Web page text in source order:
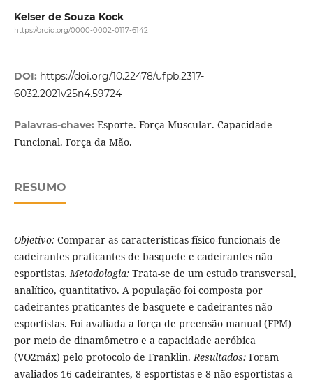
Kelser de Souza Kock
https://orcid.org/0000-0002-0117-6142
DOI: https://doi.org/10.22478/ufpb.2317-
6032.2021v25n4.59724
Palavras-chave: Esporte. Força Muscular. Capacidade
Funcional. Força da Mão.
RESUMO
Objetivo:Comparar as características físico-funcionais de
cadeirantes praticantes de basquete e cadeirantes não
esportistas.Metodologia:Trata-se de um estudo transversal,
analítico, quantitativo. A população foi composta por
cadeirantes praticantes de basquete e cadeirantes não
esportistas. Foi avaliada a força de preensão manual (FPM)
por meio de dinamômetro e a capacidade aeróbica
(VO2máx) pelo protocolo de Franklin.Resultados: Foram
avaliados 16 cadeirantes, 8 esportistas e 8 não esportistas a